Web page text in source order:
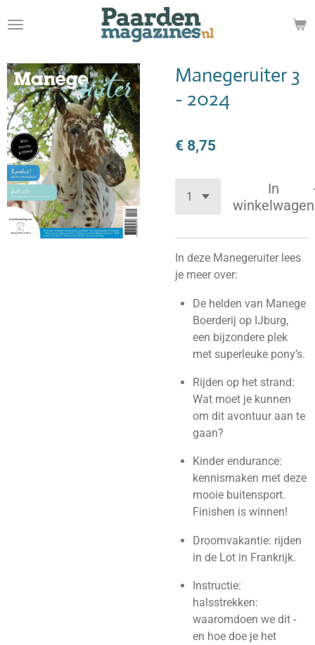
direct
de
hoofdinhoud
Manegeruiter 3
- 2024
€ 8,75
In
winkelwagen
In deze Manegeruiter lees
je meer over:
De helden van Manege
Boerderij op IJburg,
een bijzondere plek
met superleuke pony’s.
Rijden op het strand:
Wat moet je kunnen
om dit avontuur aan te
gaan?
Kinder endurance:
kennismaken met deze
mooie buitensport.
Finishen is winnen!
Droomvakantie: rijden
in de Lot in Frankrijk.
Instructie:
halsstrekken:
waaromdoen we dit -
en hoe doe je het